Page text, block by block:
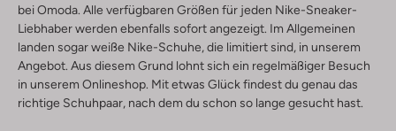
bei Omoda. Alle verfügbaren Größen für jeden Nike-Sneaker-
Liebhaber werden ebenfalls sofort angezeigt. Im Allgemeinen
landen sogar weiße Nike-Schuhe, die limitiert sind, in unserem
Angebot. Aus diesem Grund lohnt sich ein regelmäßiger Besuch
in unserem Onlineshop. Mit etwas Glück findest du genau das
richtige Schuhpaar, nach dem du schon so lange gesucht hast.